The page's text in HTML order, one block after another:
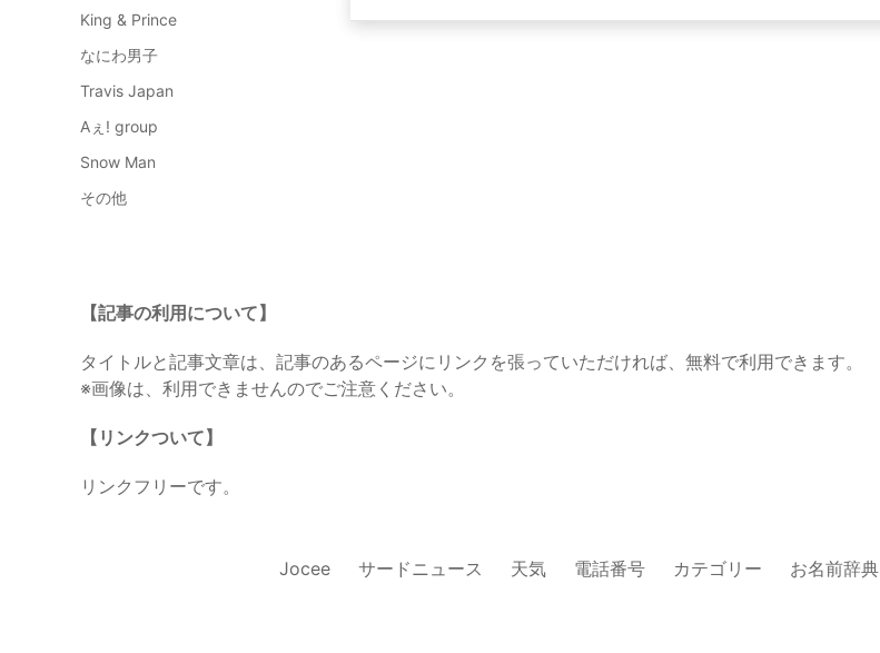
King & Prince
なにわ男子
Travis Japan
Aぇ! group
Snow Man
その他
【記事の利用について】
タイトルと記事文章は、記事のあるページにリンクを張っていただければ、無料で利用できます。
※画像は、利用できませんのでご注意ください。
【リンクついて】
リンクフリーです。
Jocee サードニュース 天気 電話番号 カテゴリー お名前辞典